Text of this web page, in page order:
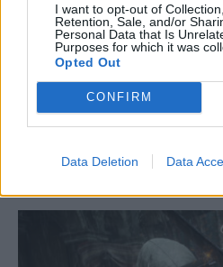
I want to opt-out of
Retention, Sale, and/or
Personal Data that Is
Purposes for which it was
Opted Out
CONFIRM
Data Deletion Data